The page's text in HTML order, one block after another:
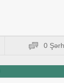
0 Şərh